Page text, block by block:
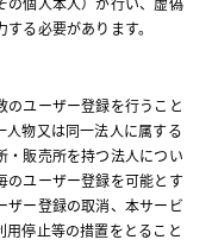
る必要があります。
のユーザー登録を行うこと
人物又は同一法人に属する
・販売所を持つ法人につい
のユーザー登録を可能とす
ザー登録の取消、本サービ
停止等の措置をとること